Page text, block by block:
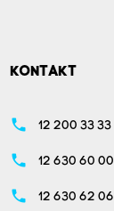
KONTAKT
phone 12 200 33 33
phone 12 630 60 00
phone 12 630 62 06